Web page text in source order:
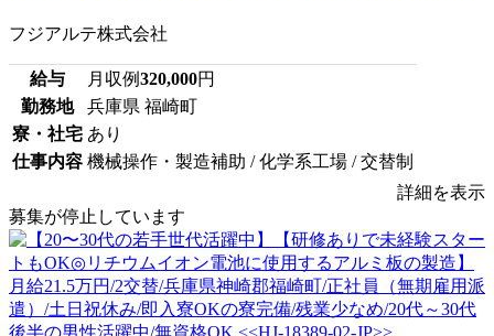
フジアルテ株式会社
給与 月収例320,000円
勤務地
兵庫県 福崎町
寮・社宅 あり
仕事内容 機械操作・製造補助 / 化学系工場 / 交替制
詳細を表示
募集が停止しています